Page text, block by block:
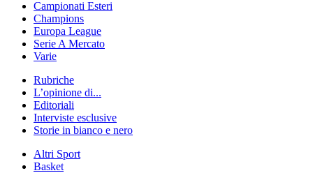
Campionati Esteri
Champions
Europa League
Serie A Mercato
Varie
Rubriche
L’opinione di...
Editoriali
Interviste esclusive
Storie in bianco e nero
Altri Sport
Basket